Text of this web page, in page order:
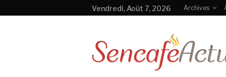
Vendredi, Août 7, 2026 Archives